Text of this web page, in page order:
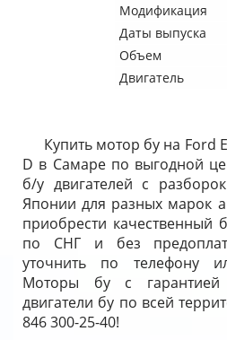
Модификация
Даты выпуска
Объем
Двигатель
Купить мотор бу на Ford
D в Самаре по выгодной
б/у двигателей с
Японии для разных марок
приобрести качественный
по СНГ и без
уточнить по телефону
Моторы бу с гарантией
двигатели бу по всей
846 300-25-40!